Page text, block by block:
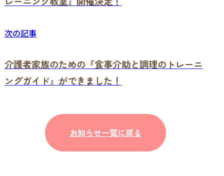
次の記事
介護者家族のための『食事介助と調理のトレーニ
ングガイド』ができました！
お知らせ一覧に戻る